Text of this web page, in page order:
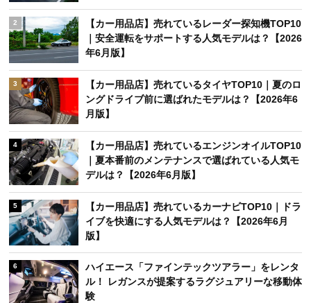
2
【カー用品店】売れているレーダー探知機TOP10
｜安全運転をサポートする人気モデルは？【2026
年6月版】
3
【カー用品店】売れているタイヤTOP10｜夏のロ
ングドライブ前に選ばれたモデルは？【2026年6
月版】
4
【カー用品店】売れているエンジンオイルTOP10
｜夏本番前のメンテナンスで選ばれている人気モ
デルは？【2026年6月版】
5
【カー用品店】売れているカーナビTOP10｜ドラ
イブを快適にする人気モデルは？【2026年6月
版】
6
ハイエース「ファインテックツアラー」をレンタ
ル！ レガンスが提案するラグジュアリーな移動体
験